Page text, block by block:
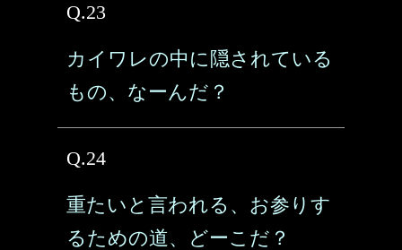
Q.23
カイワレの中に隠されている
もの、なーんだ？
Q.24
重たいと言われる、お参りす
るための道、どーこだ？